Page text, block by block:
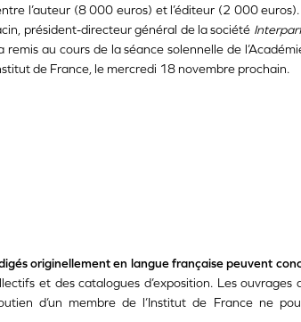
l’auteur (8 000 euros) et l’éditeur (2 000
président-directeur général de la société
au cours de la séance solennelle de
de France, le mercredi 18 novembre prochain.
originellement en langue française peuvent
et des catalogues d’exposition. Les ouvrages
d’un membre de l’Institut de France ne